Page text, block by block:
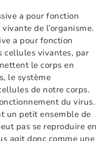
a pour fonction
de l’organisme.
a pour fonction
cellules vivantes, par
le corps en
le système
de notre corps.
du virus.
un petit ensemble de
pas se reproduire en
agit donc comme une